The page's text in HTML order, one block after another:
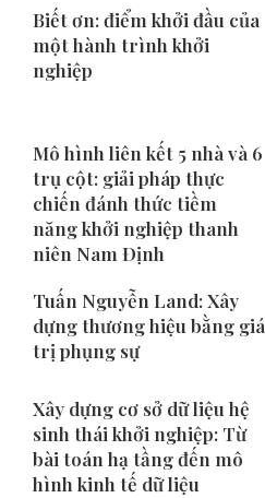
Biết ơn: điểm khởi đầu của
một hành trình khởi
nghiệp
Mô hình liên kết 5 nhà và 6
trụ cột: giải pháp thực
chiến đánh thức tiềm
năng khởi nghiệp thanh
niên Nam Định
Tuấn Nguyễn Land: Xây
dựng thương hiệu bằng giá
trị phụng sự
Xây dựng cơ sở dữ liệu hệ
sinh thái khởi nghiệp: Từ
bài toán hạ tầng đến mô
hình kinh tế dữ liệu